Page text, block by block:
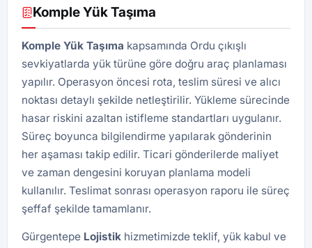
Komple Yük Taşıma
Komple Yük Taşıma kapsamında Ordu çıkışlı
sevkiyatlarda yük türüne göre doğru araç planlaması
yapılır. Operasyon öncesi rota, teslim süresi ve alıcı
noktası detaylı şekilde netleştirilir. Yükleme sürecinde
hasar riskini azaltan istifleme standartları uygulanır.
Süreç boyunca bilgilendirme yapılarak gönderinin
her aşaması takip edilir. Ticari gönderilerde maliyet
ve zaman dengesini koruyan planlama modeli
kullanılır. Teslimat sonrası operasyon raporu ile süreç
şeffaf şekilde tamamlanır.
Gürgentepe Lojistik hizmetimizde teklif, yük kabul ve